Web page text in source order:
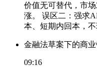
价值无可替代，市
涨。 误区二：强求
本、短期内回本，不
金融法草案下的商
09:16